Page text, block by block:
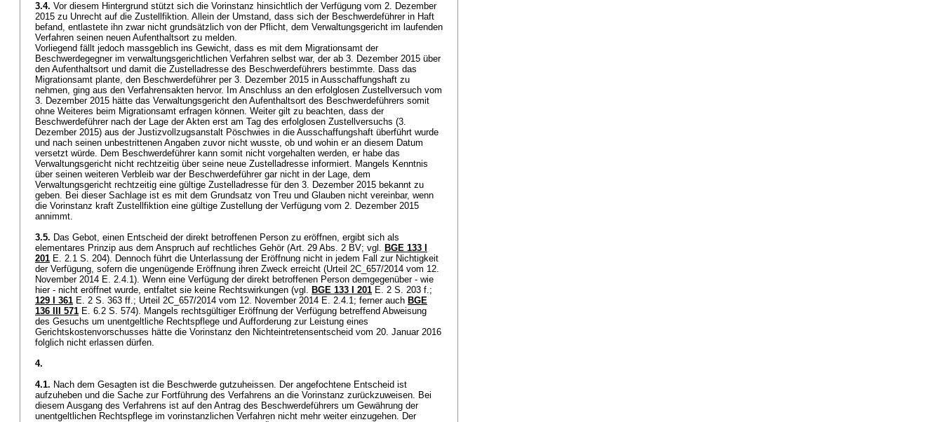
3.4. Vor diesem Hintergrund stützt sich die Vorinstanz hinsichtlich der Verfügung vom 2. Dezember
2015 zu Unrecht auf die Zustellfiktion. Allein der Umstand, dass sich der Beschwerdeführer in Haft
befand, entlastete ihn zwar nicht grundsätzlich von der Pflicht, dem Verwaltungsgericht im laufenden
Verfahren seinen neuen Aufenthaltsort zu melden.
Vorliegend fällt jedoch massgeblich ins Gewicht, dass es mit dem Migrationsamt der
Beschwerdegegner im verwaltungsgerichtlichen Verfahren selbst war, der ab 3. Dezember 2015 über
den Aufenthaltsort und damit die Zustelladresse des Beschwerdeführers bestimmte. Dass das
Migrationsamt plante, den Beschwerdeführer per 3. Dezember 2015 in Ausschaffungshaft zu
nehmen, ging aus den Verfahrensakten hervor. Im Anschluss an den erfolglosen Zustellversuch vom
3. Dezember 2015 hätte das Verwaltungsgericht den Aufenthaltsort des Beschwerdeführers somit
ohne Weiteres beim Migrationsamt erfragen können. Weiter gilt zu beachten, dass der
Beschwerdeführer nach der Lage der Akten erst am Tag des erfolglosen Zustellversuchs (3.
Dezember 2015) aus der Justizvollzugsanstalt Pöschwies in die Ausschaffungshaft überführt wurde
und nach seinen unbestrittenen Angaben zuvor nicht wusste, ob und wohin er an diesem Datum
versetzt würde. Dem Beschwerdeführer kann somit nicht vorgehalten werden, er habe das
Verwaltungsgericht nicht rechtzeitig über seine neue Zustelladresse informiert. Mangels Kenntnis
über seinen weiteren Verbleib war der Beschwerdeführer gar nicht in der Lage, dem
Verwaltungsgericht rechtzeitig eine gültige Zustelladresse für den 3. Dezember 2015 bekannt zu
geben. Bei dieser Sachlage ist es mit dem Grundsatz von Treu und Glauben nicht vereinbar, wenn
die Vorinstanz kraft Zustellfiktion eine gültige Zustellung der Verfügung vom 2. Dezember 2015
annimmt.
3.5. Das Gebot, einen Entscheid der direkt betroffenen Person zu eröffnen, ergibt sich als
elementares Prinzip aus dem Anspruch auf rechtliches Gehör (Art. 29 Abs. 2 BV; vgl. BGE 133 I
201 E. 2.1 S. 204). Dennoch führt die Unterlassung der Eröffnung nicht in jedem Fall zur Nichtigkeit
der Verfügung, sofern die ungenügende Eröffnung ihren Zweck erreicht (Urteil 2C_657/2014 vom 12.
November 2014 E. 2.4.1). Wenn eine Verfügung der direkt betroffenen Person demgegenüber - wie
hier - nicht eröffnet wurde, entfaltet sie keine Rechtswirkungen (vgl. BGE 133 I 201 E. 2 S. 203 f.;
129 I 361 E. 2 S. 363 ff.; Urteil 2C_657/2014 vom 12. November 2014 E. 2.4.1; ferner auch BGE
136 III 571 E. 6.2 S. 574). Mangels rechtsgültiger Eröffnung der Verfügung betreffend Abweisung
des Gesuchs um unentgeltliche Rechtspflege und Aufforderung zur Leistung eines
Gerichtskostenvorschusses hätte die Vorinstanz den Nichteintretensentscheid vom 20. Januar 2016
folglich nicht erlassen dürfen.
4.
4.1. Nach dem Gesagten ist die Beschwerde gutzuheissen. Der angefochtene Entscheid ist
aufzuheben und die Sache zur Fortführung des Verfahrens an die Vorinstanz zurückzuweisen. Bei
diesem Ausgang des Verfahrens ist auf den Antrag des Beschwerdeführers um Gewährung der
unentgeltlichen Rechtspflege im vorinstanzlichen Verfahren nicht mehr weiter einzugehen. Der